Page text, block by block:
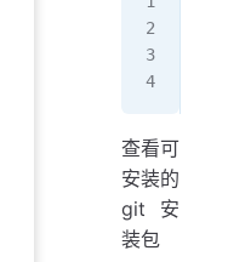
查看可
安装的
git安
装包